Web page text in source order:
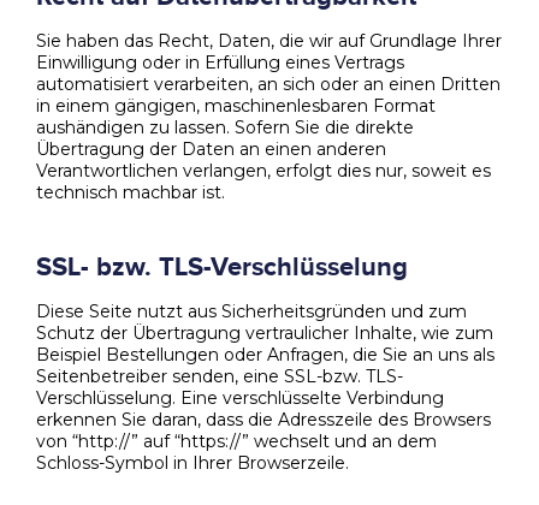
Sie haben das Recht, Daten, die wir auf Grundlage Ihrer
Einwilligung oder in Erfüllung eines Vertrags
automatisiert verarbeiten, an sich oder an einen Dritten
in einem gängigen, maschinenlesbaren Format
aushändigen zu lassen. Sofern Sie die direkte
Übertragung der Daten an einen anderen
Verantwortlichen verlangen, erfolgt dies nur, soweit es
technisch machbar ist.
SSL- bzw. TLS-Verschlüsselung
Diese Seite nutzt aus Sicherheitsgründen und zum
Schutz der Übertragung vertraulicher Inhalte, wie zum
Beispiel Bestellungen oder Anfragen, die Sie an uns als
Seitenbetreiber senden, eine SSL-bzw. TLS-
Verschlüsselung. Eine verschlüsselte Verbindung
erkennen Sie daran, dass die Adresszeile des Browsers
von “http://” auf “https://” wechselt und an dem
Schloss-Symbol in Ihrer Browserzeile.